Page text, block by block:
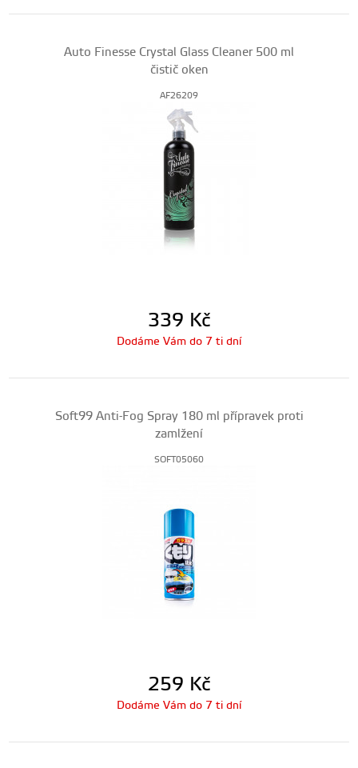
Auto Finesse Crystal Glass Cleaner 500 ml
čistič oken
AF26209
339 Kč
Dodáme Vám do 7 ti dní
Soft99 Anti-Fog Spray 180 ml přípravek proti
zamlžení
SOFT05060
259 Kč
Dodáme Vám do 7 ti dní